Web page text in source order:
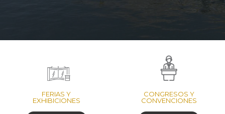
FERIAS Y
EXHIBICIONES
CONGRESOS Y
CONVENCIONES